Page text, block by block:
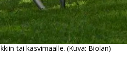
tai kasvimaalle. (Kuva: Biolan)